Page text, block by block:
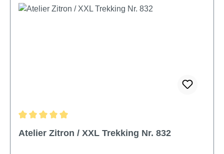
Atelier Zitron / XXL Trekking Nr. 832